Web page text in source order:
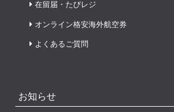
在留届・たびレジ
オンライン格安海外航空券
よくあるご質問
お知らせ